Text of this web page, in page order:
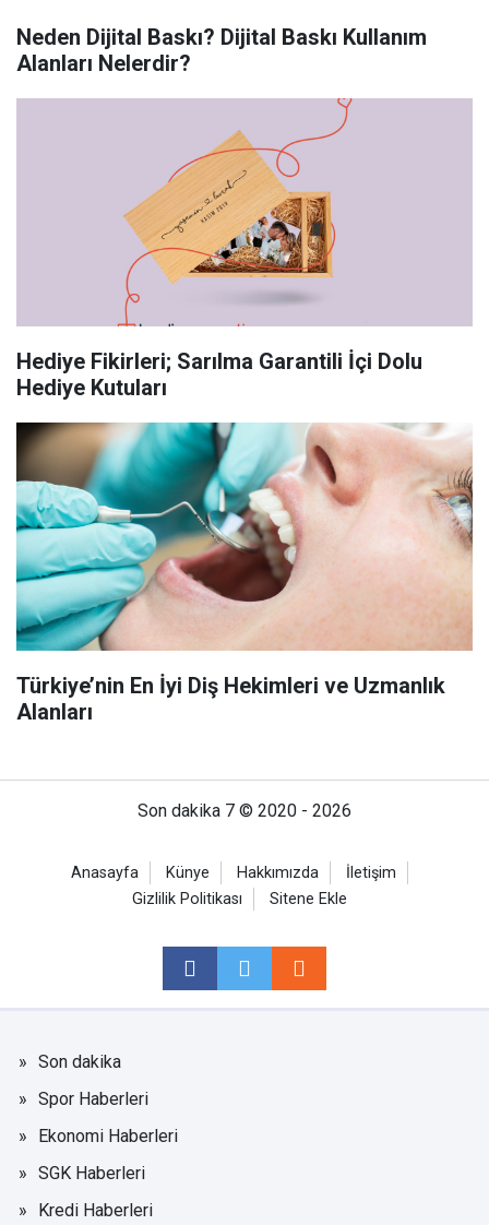
Neden Dijital Baskı? Dijital Baskı Kullanım
Alanları Nelerdir?
Hediye Fikirleri; Sarılma Garantili İçi Dolu
Hediye Kutuları
Türkiye’nin En İyi Diş Hekimleri ve Uzmanlık
Alanları
Son dakika 7 © 2020 - 2026
Anasayfa Künye Hakkımızda
İletişim
Gizlilik Politikası
Sitene Ekle
Son dakika
Spor Haberleri
Ekonomi Haberleri
SGK Haberleri
Kredi Haberleri